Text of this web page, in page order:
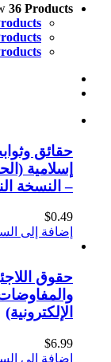
36 Products
حقائق
إسلامية
– النسخة
$0.49
إضافة إلى
حقوق
الإلكترونية)
$6.99
إضافة إلى